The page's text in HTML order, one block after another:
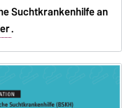
Suchtkrankenhilfe an
.